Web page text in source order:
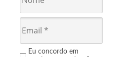
Eu concordo em